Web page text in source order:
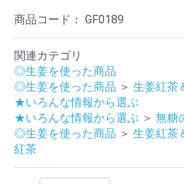
商品コード： GF0189
関連カテゴリ
◎生姜を使った商品
◎生姜を使った商品 ＞ 生姜紅茶
★いろんな情報から選ぶ
★いろんな情報から選ぶ ＞ 無糖
◎生姜を使った商品 ＞ 生姜紅茶
紅茶